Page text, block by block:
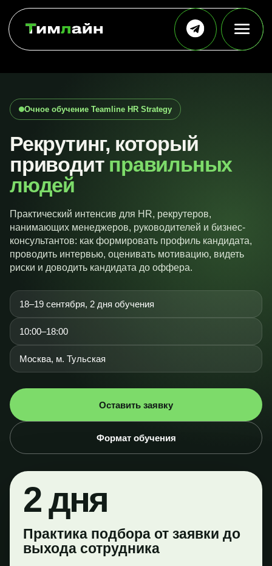
Очное обучение Teamline HR Strategy
Рекрутинг, который
приводит правильных
людей
Практический интенсив для HR, рекрутеров,
нанимающих менеджеров, руководителей и бизнес-
консультантов: как формировать профиль кандидата,
проводить интервью, оценивать мотивацию, видеть
риски и доводить кандидата до оффера.
18–19 сентября, 2 дня обучения
10:00–18:00
Москва, м. Тульская
Оставить заявку
Формат обучения
2 дня
Практика подбора от заявки до
выхода сотрудника